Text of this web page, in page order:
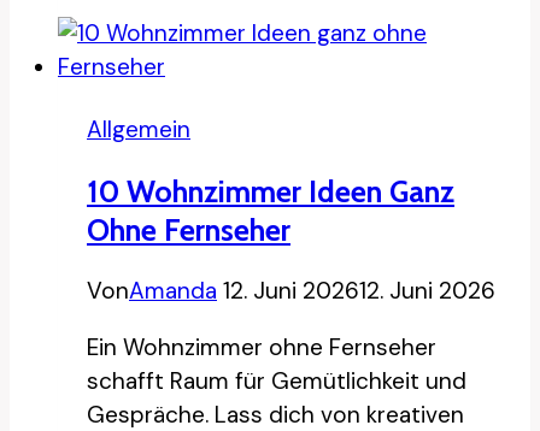
schön
Allgemein
10 Wohnzimmer Ideen Ganz
Ohne Fernseher
VonAmanda 12. Juni 202612. Juni 2026
Ein Wohnzimmer ohne Fernseher
schafft Raum für Gemütlichkeit und
Gespräche. Lass dich von kreativen